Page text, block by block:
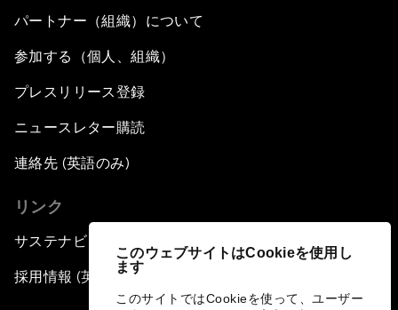
このウェブサイトはCookieを使用し
ます
このサイトではCookieを使って、ユーザー
パートナー（組織）について
参加する（個人、組織）
プレスリリース登録
ニュースレター購読
連絡先 (英語のみ)
リンク
サステナビリティへの取り組み
採用情報 (英語のみ)